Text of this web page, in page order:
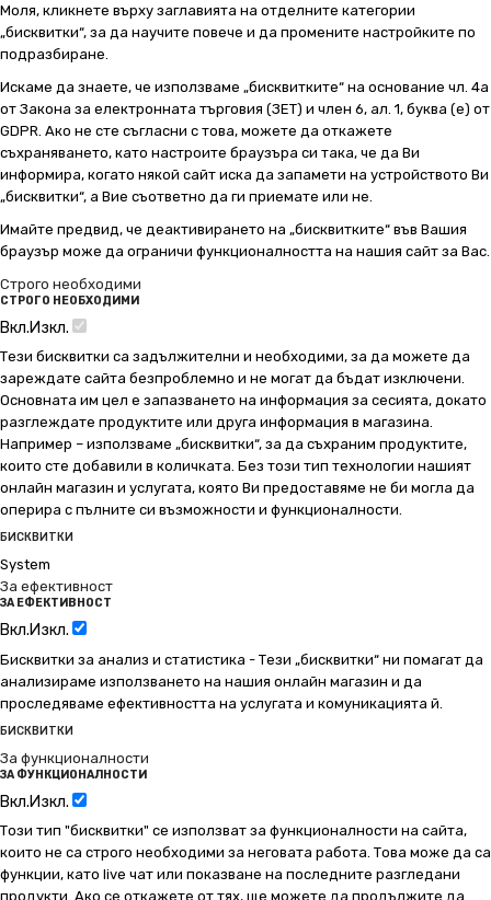
Моля, кликнете върху заглавията на отделните категории
„бисквитки“, за да научите повече и да промените настройките по
подразбиране.
Искаме да знаете, че използваме „бисквитките“ на основание чл. 4а
от Закона за електронната търговия (ЗЕТ) и член 6, ал. 1, буква (е) от
GDPR. Ако не сте съгласни с това, можете да откажете
съхраняването, като настроите браузъра си така, че да Ви
информира, когато някой сайт иска да запамети на устройството Ви
„бисквитки“, а Вие съответно да ги приемате или не.
Имайте предвид, че деактивирането на „бисквитките“ във Вашия
браузър може да ограничи функционалността на нашия сайт за Вас.
Строго необходими
СТРОГО НЕОБХОДИМИ
Вкл.Изкл.
Тези бисквитки са задължителни и необходими, за да можете да
зареждате сайта безпроблемно и не могат да бъдат изключени.
Основната им цел е запазването на информация за сесията, докато
разглеждате продуктите или друга информация в магазина.
Например – използваме „бисквитки“, за да съхраним продуктите,
които сте добавили в количката. Без този тип технологии нашият
онлайн магазин и услугата, която Ви предоставяме не би могла да
оперира с пълните си възможности и функционалности.
БИСКВИТКИ
System
За ефективност
ЗА ЕФЕКТИВНОСТ
Вкл.Изкл.
Бисквитки за анализ и статистика - Тези „бисквитки“ ни помагат да
анализираме използването на нашия онлайн магазин и да
проследяваме ефективността на услугата и комуникацията й.
БИСКВИТКИ
За функционалности
ЗА ФУНКЦИОНАЛНОСТИ
Вкл.Изкл.
Този тип "бисквитки" се използват за функционалности на сайта,
които не са строго необходими за неговата работа. Това може да са
функции, като live чат или показване на последните разгледани
продукти. Ако се откажете от тях, ще можете да продължите да